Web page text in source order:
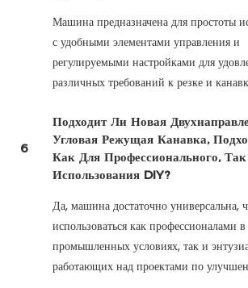
Машина предназначена для простоты
с удобными элементами управления и
регулируемыми настройками для
различных требований к резке и
6
Подходит Ли Новая
Угловая Режущая Канавка,
Как Для Профессионального,
Использования DIY?
Да, машина достаточно универсальна,
использоваться как профессионалами в
промышленных условиях, так и
работающих над проектами по